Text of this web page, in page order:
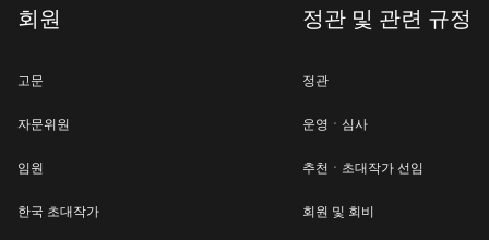
회원
고문
자문위원
임원
한국 초대작가
정관 및 관련 규정
정관
운영ㆍ심사
추천ㆍ초대작가 선임
회원 및 회비